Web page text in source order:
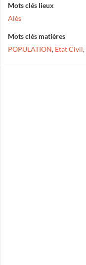
Mots clés lieux
Alès
Mots clés matières
POPULATION, Etat Civil,